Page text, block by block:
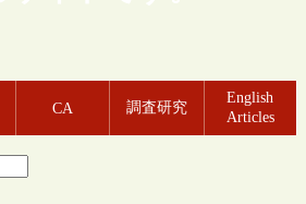
CA 調査研究
English
Articles